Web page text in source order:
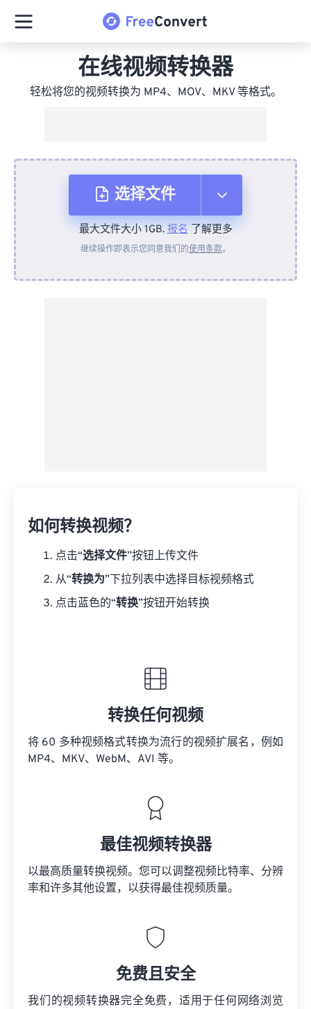
在线视频转换器
轻松将您的视频转换为 MP4、MOV、MKV 等格式。
选择文件
从设备
最大文件大小 1GB.报名了解更多
继续操作即表示您同意我们的使用条款。
如何转换视频？
点击“选择文件”按钮上传文件
从“转换为”下拉列表中选择目标视频格式
点击蓝色的“转换”按钮开始转换
转换任何视频
将 60 多种视频格式转换为流行的视频扩展名，例如
MP4、MKV、WebM、AVI 等。
最佳视频转换器
以最高质量转换视频。您可以调整视频比特率、分辨
率和许多其他设置，以获得最佳视频质量。
免费且安全
我们的视频转换器完全免费，适用于任何网络浏览